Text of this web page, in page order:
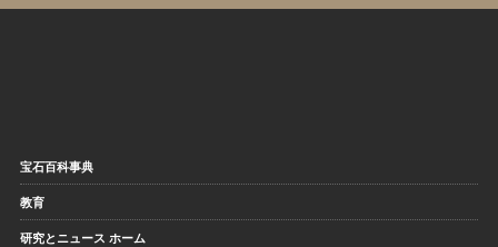
宝石百科事典
教育
研究とニュース ホーム